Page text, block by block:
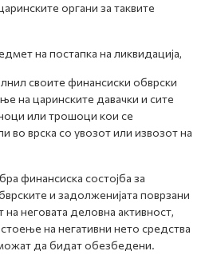
органи за таквите
на постапка на ликвидација,
своите финансиски обврски
на царинските давачки и сите
или трошоци кои се
во врска со увозот или извозот на
финансиска состојба за
и задолженијата поврзани
неговата деловна активност,
на негативни нето средства
да бидат обезбедени.